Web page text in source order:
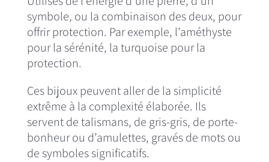
symbole, ou la combinaison des deux, pour
offrir protection. Par exemple, l’améthyste
pour la sérénité, la turquoise pour la
protection.
Ces bijoux peuvent aller de la simplicité
extrême à la complexité élaborée. Ils
servent de talismans, de gris-gris, de porte-
bonheur ou d’amulettes, gravés de mots ou
de symboles significatifs.